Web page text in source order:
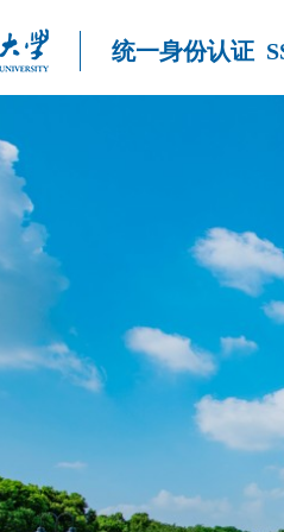
统一身份认证